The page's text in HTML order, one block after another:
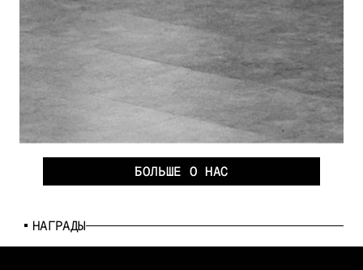
БОЛЬШЕ О НАС
НАГРАДЫ